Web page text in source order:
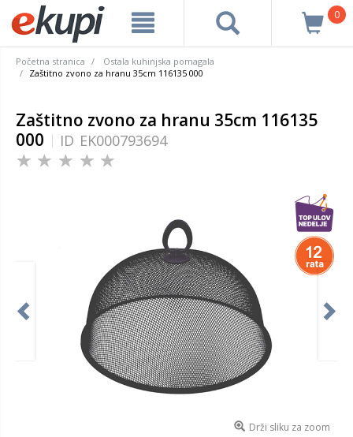
0
Početna stranica
Ostala kuhinjska pomagala
Zaštitno zvono za hranu 35cm 116135 000
Zaštitno zvono za hranu 35cm 116135
000
ID EK000793694
Drži sliku za zoom